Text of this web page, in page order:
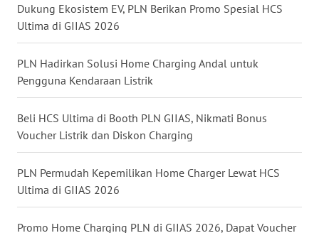
Dukung Ekosistem EV, PLN Berikan Promo Spesial HCS
Ultima di GIIAS 2026
PLN Hadirkan Solusi Home Charging Andal untuk
Pengguna Kendaraan Listrik
Beli HCS Ultima di Booth PLN GIIAS, Nikmati Bonus
Voucher Listrik dan Diskon Charging
PLN Permudah Kepemilikan Home Charger Lewat HCS
Ultima di GIIAS 2026
Promo Home Charging PLN di GIIAS 2026, Dapat Voucher
SAMOSIR
PADANG
LAWAS
WN
SUMEDANG
WN
CIANJUR
WN